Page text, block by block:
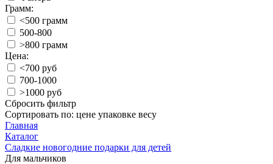
Грамм:
<500 грамм
500-800
>800 грамм
Цена:
<700 руб
700-1000
>1000 руб
Сбросить фильтр
Сортировать по: цене упаковке весу
Главная
Каталог
Сладкие новогодние подарки для детей
Для мальчиков